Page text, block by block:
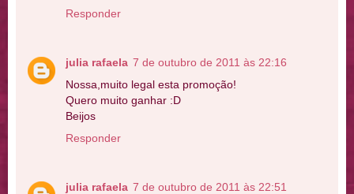
Responder
julia rafaela 7 de outubro de 2011 às 22:16
Nossa,muito legal esta promoção!
Quero muito ganhar :D
Beijos
Responder
julia rafaela 7 de outubro de 2011 às 22:51